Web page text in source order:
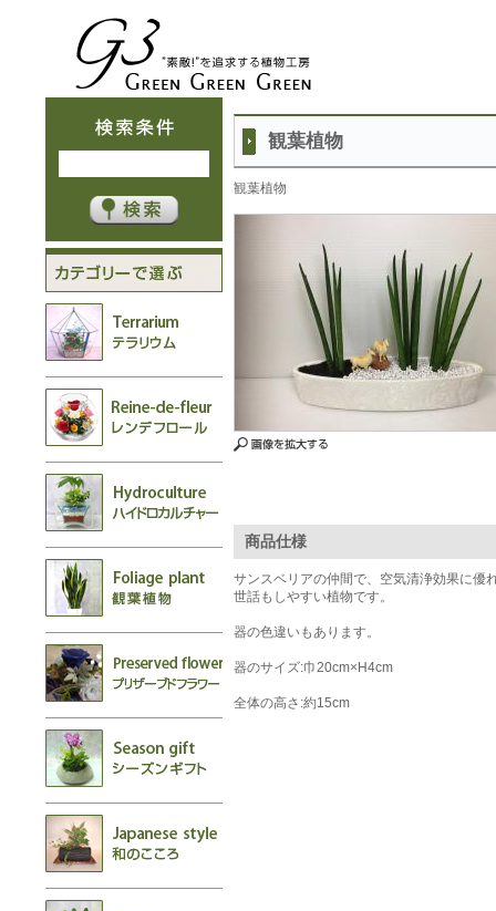
観葉植物
観葉植物
商品仕様
サンスベリアの仲間で、空気清浄効果に優
世話もしやすい植物です。
器の色違いもあります。
器のサイズ:巾20cm×H4cm
全体の高さ:約15cm